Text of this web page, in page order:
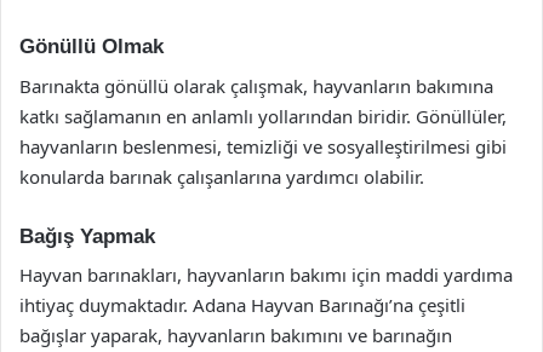
Gönüllü Olmak
Barınakta gönüllü olarak çalışmak, hayvanların bakımına
katkı sağlamanın en anlamlı yollarından biridir. Gönüllüler,
hayvanların beslenmesi, temizliği ve sosyalleştirilmesi gibi
konularda barınak çalışanlarına yardımcı olabilir.
Bağış Yapmak
Hayvan barınakları, hayvanların bakımı için maddi yardıma
ihtiyaç duymaktadır. Adana Hayvan Barınağı’na çeşitli
bağışlar yaparak, hayvanların bakımını ve barınağın